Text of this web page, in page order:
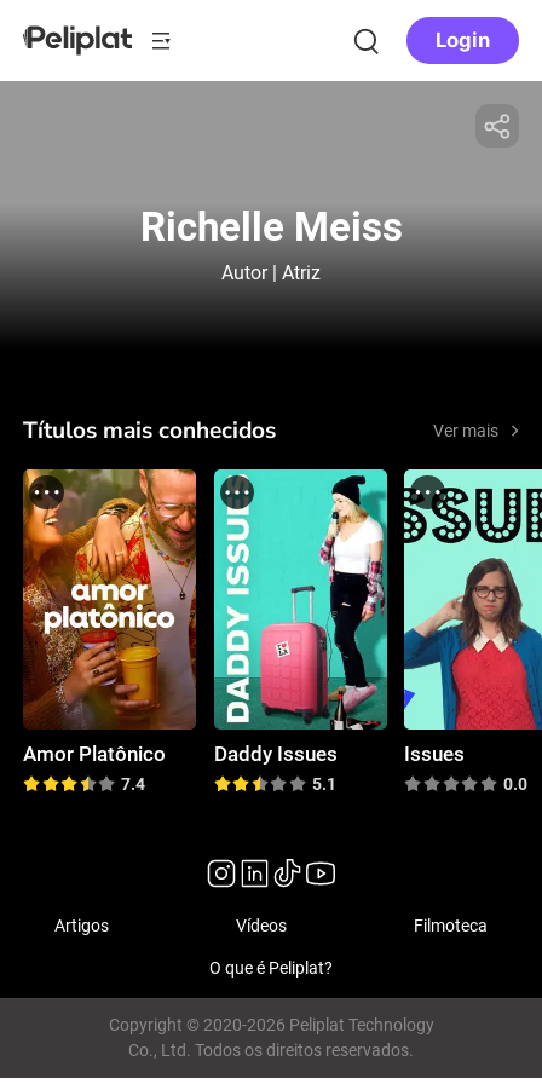
Login
Richelle Meiss
Autor | Atriz
Títulos mais conhecidos Ver mais
Amor Platônico
7.4
Daddy Issues
5.1
Issues
0.0
Artigos Vídeos Filmoteca
O que é Peliplat?
Copyright © 2020-2026 Peliplat Technology
Co., Ltd. Todos os direitos reservados.